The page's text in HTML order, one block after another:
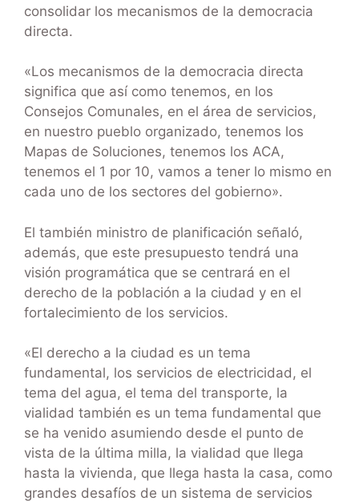
consolidar los mecanismos de la democracia
directa.
«Los mecanismos de la democracia directa
significa que así como tenemos, en los
Consejos Comunales, en el área de servicios,
en nuestro pueblo organizado, tenemos los
Mapas de Soluciones, tenemos los ACA,
tenemos el 1 por 10, vamos a tener lo mismo en
cada uno de los sectores del gobierno».
El también ministro de planificación señaló,
además, que este presupuesto tendrá una
visión programática que se centrará en el
derecho de la población a la ciudad y en el
fortalecimiento de los servicios.
«El derecho a la ciudad es un tema
fundamental, los servicios de electricidad, el
tema del agua, el tema del transporte, la
vialidad también es un tema fundamental que
se ha venido asumiendo desde el punto de
vista de la última milla, la vialidad que llega
hasta la vivienda, que llega hasta la casa, como
grandes desafíos de un sistema de servicios